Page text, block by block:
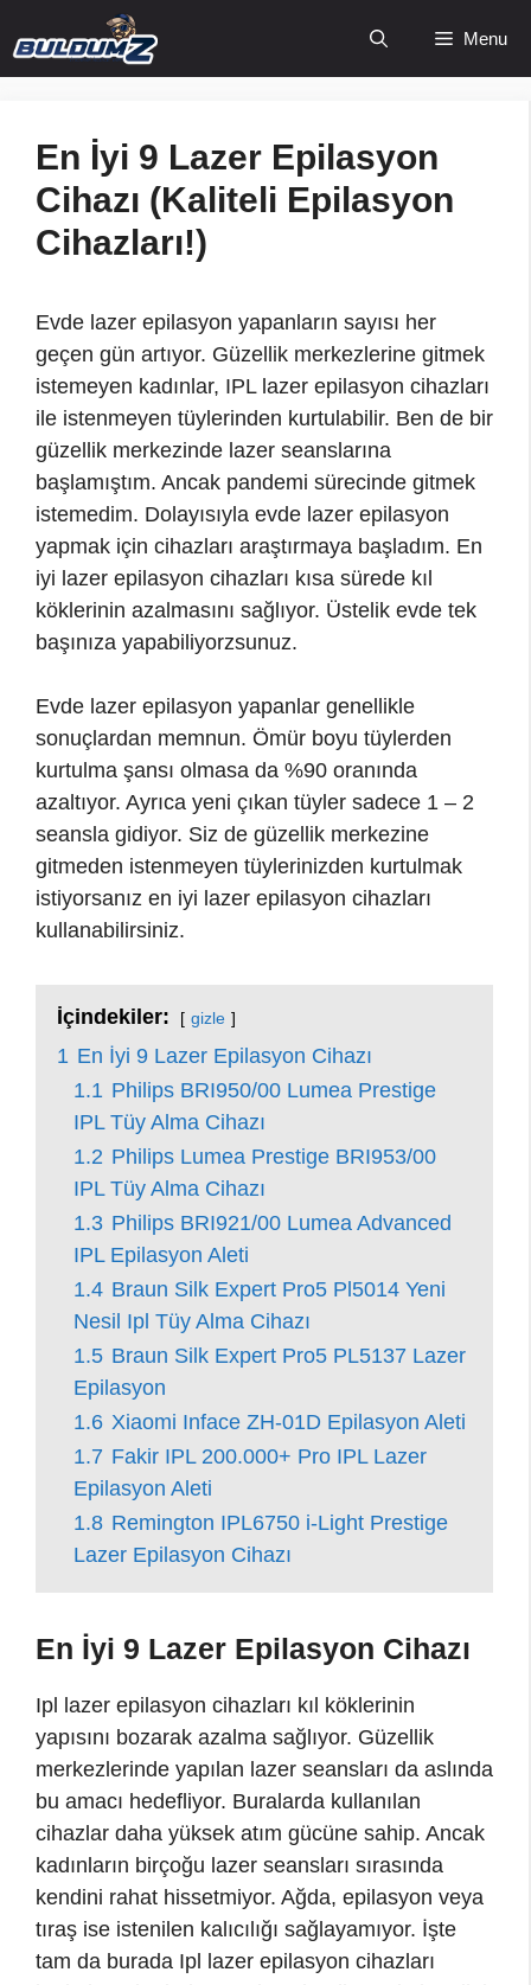
atla
Menu
En İyi 9 Lazer Epilasyon
Cihazı (Kaliteli Epilasyon
Cihazları!)
Evde lazer epilasyon yapanların sayısı her
geçen gün artıyor. Güzellik merkezlerine gitmek
istemeyen kadınlar, IPL lazer epilasyon cihazları
ile istenmeyen tüylerinden kurtulabilir. Ben de bir
güzellik merkezinde lazer seanslarına
başlamıştım. Ancak pandemi sürecinde gitmek
istemedim. Dolayısıyla evde lazer epilasyon
yapmak için cihazları araştırmaya başladım. En
iyi lazer epilasyon cihazları kısa sürede kıl
köklerinin azalmasını sağlıyor. Üstelik evde tek
başınıza yapabiliyorzsunuz.
Evde lazer epilasyon yapanlar genellikle
sonuçlardan memnun. Ömür boyu tüylerden
kurtulma şansı olmasa da %90 oranında
azaltıyor. Ayrıca yeni çıkan tüyler sadece 1 – 2
seansla gidiyor. Siz de güzellik merkezine
gitmeden istenmeyen tüylerinizden kurtulmak
istiyorsanız en iyi lazer epilasyon cihazları
kullanabilirsiniz.
İçindekiler: gizle
1 En İyi 9 Lazer Epilasyon Cihazı
1.1 Philips BRI950/00 Lumea Prestige
IPL Tüy Alma Cihazı
1.2 Philips Lumea Prestige BRI953/00
IPL Tüy Alma Cihazı
1.3 Philips BRI921/00 Lumea Advanced
IPL Epilasyon Aleti
1.4 Braun Silk Expert Pro5 Pl5014 Yeni
Nesil Ipl Tüy Alma Cihazı
1.5 Braun Silk Expert Pro5 PL5137 Lazer
Epilasyon
1.6 Xiaomi Inface ZH-01D Epilasyon Aleti
1.7 Fakir IPL 200.000+ Pro IPL Lazer
Epilasyon Aleti
1.8 Remington IPL6750 i-Light Prestige
Lazer Epilasyon Cihazı
En İyi 9 Lazer Epilasyon Cihazı
Ipl lazer epilasyon cihazları kıl köklerinin
yapısını bozarak azalma sağlıyor. Güzellik
merkezlerinde yapılan lazer seansları da aslında
bu amacı hedefliyor. Buralarda kullanılan
cihazlar daha yüksek atım gücüne sahip. Ancak
kadınların birçoğu lazer seansları sırasında
kendini rahat hissetmiyor. Ağda, epilasyon veya
tıraş ise istenilen kalıcılığı sağlayamıyor. İşte
tam da burada Ipl lazer epilasyon cihazları